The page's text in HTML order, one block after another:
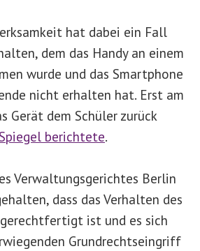
hat dabei ein Fall
dem das Handy an einem
wurde und das Smartphone
nicht erhalten hat. Erst am
Gerät dem Schüler zurück
berichtete.
Verwaltungsgerichtes Berlin
dass das Verhalten des
gerechtfertigt ist und es sich
Grundrechtseingriff